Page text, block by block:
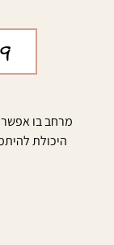
מרחב בו אפשר
היכולת